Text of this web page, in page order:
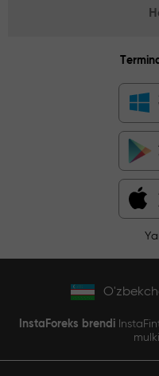
InstaForeks brendi